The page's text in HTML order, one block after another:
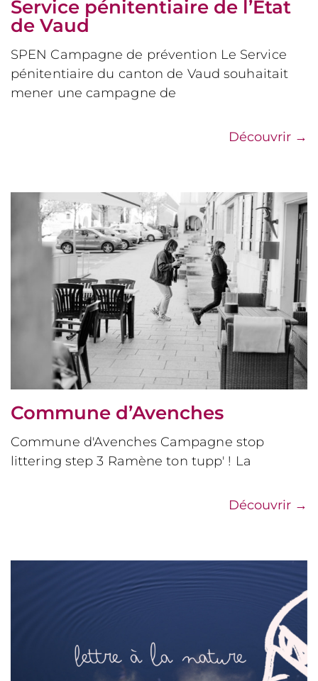
Service pénitentiaire de l’Etat
de Vaud
SPEN Campagne de prévention Le Service
pénitentiaire du canton de Vaud souhaitait
mener une campagne de
Découvrir →
Commune d’Avenches
Commune d'Avenches Campagne stop
littering step 3 Ramène ton tupp' ! La
Découvrir →